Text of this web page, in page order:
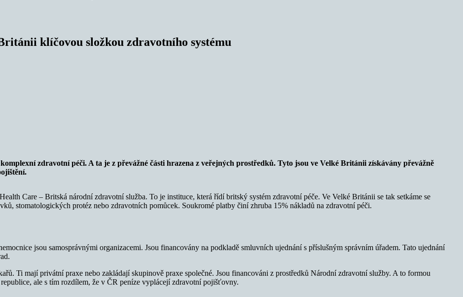
klíčovou složkou zdravotního systému
zdravotní péči. A ta je z převážné části hrazena z veřejných prostředků. Tyto jsou ve Velké Británii získávány převážně
Care – Britská národní zdravotní služba. To je instituce, která řídí britský systém zdravotní péče. Ve Velké Británii se tak setkáme se
stomatologických protéz nebo zdravotních pomůcek. Soukromé platby činí zhruba 15% nákladů na zdravotní péči.
jsou samosprávnými organizacemi. Jsou financovány na podkladě smluvních ujednání s příslušným správním úřadem. Tato ujednání
Ti mají privátní praxe nebo zakládají skupinově praxe společné. Jsou financováni z prostředků Národní zdravotní služby. A to formou
ale s tím rozdílem, že v ČR peníze vyplácejí zdravotní pojišťovny.